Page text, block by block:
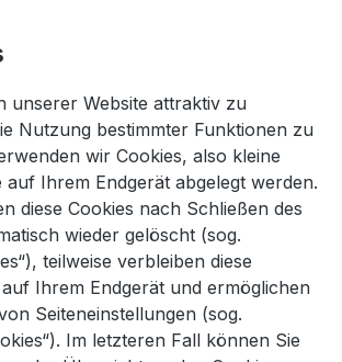
unserer Website attraktiv zu
Nutzung bestimmter Funktionen zu
wir Cookies, also kleine
auf Ihrem Endgerät abgelegt werden.
diese Cookies nach Schließen des
wieder gelöscht (sog.
teilweise verbleiben diese
Ihrem Endgerät und ermöglichen
Seiteneinstellungen (sog.
Im letzteren Fall können Sie